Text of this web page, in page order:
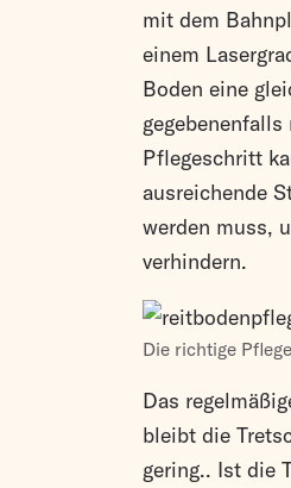
mit dem
einem
Boden eine
Pflegeschritt
ausreichende
werden muss,
verhindern.
Die richtige
Das
bleibt die
gering.. Ist die